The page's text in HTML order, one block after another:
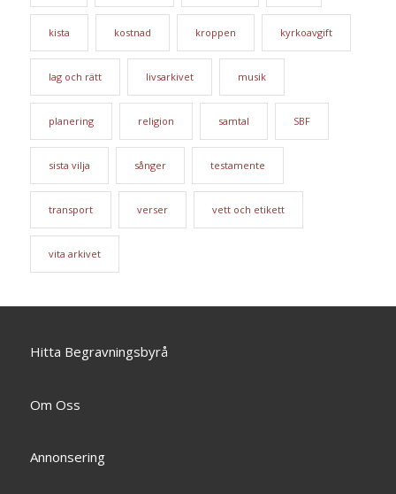
kista kostnad kroppen kyrkoavgift
lag och rätt livsarkivet musik
planering religion samtal SBF
sista vilja sånger testamente
transport verser vett och etikett
vita arkivet
Hitta Begravningsbyrå
Om Oss
Annonsering